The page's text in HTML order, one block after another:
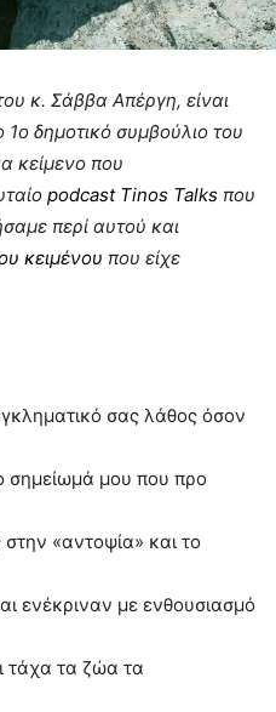
κ. Σάββα Απέργη, είναι
δημοτικό συμβούλιο του
κείμενο που
podcast Tinos Talks που
περί αυτού και
κειμένου που είχε
σας λάθος όσον
μου που προ
«αντοψία» και το
ενέκριναν με ενθουσιασμό
τάχα τα ζώα τα